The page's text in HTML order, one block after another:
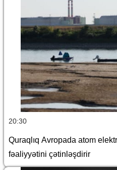
20:30
Quraqlıq Avropada atom
fəaliyyətini çətinləşdirir